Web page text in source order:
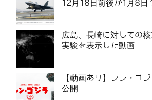
12月18日前後か1月8日
広島、長崎に対しての
実験を表示した動画
【動画あり】シン・ゴ
公開